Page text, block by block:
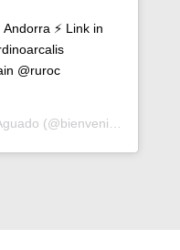
⚡️ Link in
@ruroc
(@bienvenidoaguado) on